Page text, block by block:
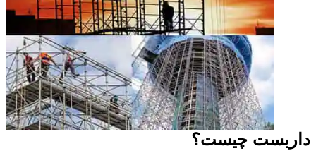
داربست چیست؟